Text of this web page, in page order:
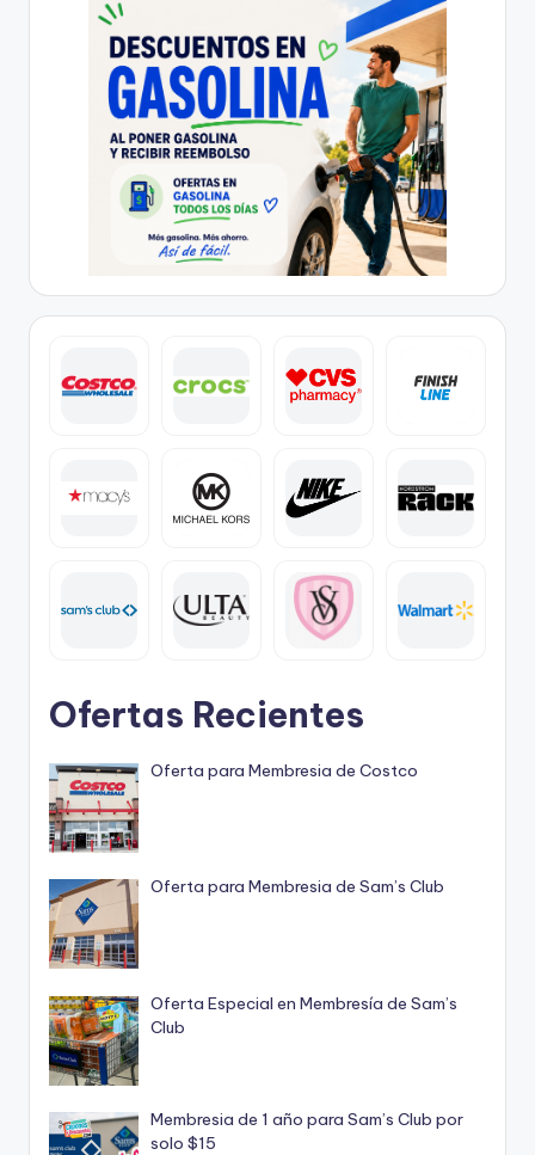
Ofertas Recientes
Oferta para Membresia de Costco
Oferta para Membresia de Sam’s Club
Oferta Especial en Membresía de Sam’s
Club
Membresia de 1 año para Sam’s Club por
solo $15